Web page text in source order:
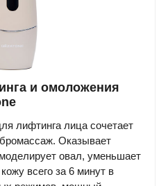
и омоложения
лифтинга лица сочетает
Оказывает
овал, уменьшает
всего за 6 минут в